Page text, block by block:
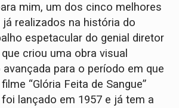
mim, um dos cinco melhores
realizados na história do
espetacular do genial diretor
criou uma obra visual
para o período em que
“Glória Feita de Sangue”
lançado em 1957 e já tem a